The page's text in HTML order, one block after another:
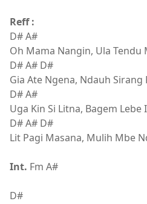
Reff :
D# A#
Oh Mama Nangin, Ula Tendu
D# A# D#
Gia Ate Ngena, Ndauh Sirang
D# A#
Uga Kin Si Litna, Bagem Lebe
D# A# D#
Lit Pagi Masana, Mulih Mbe
Int. Fm A#
D#